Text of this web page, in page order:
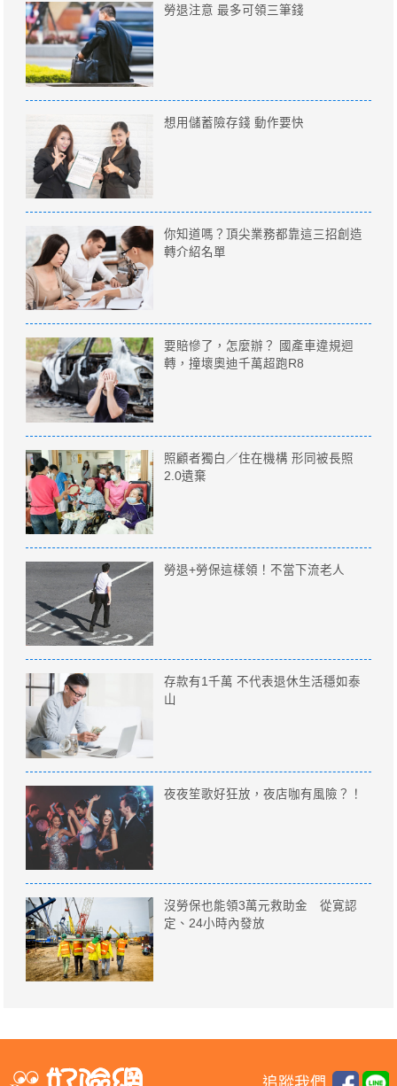
勞退注意 最多可領三筆錢
想用儲蓄險存錢 動作要快
你知道嗎？頂尖業務都靠這三招創造
轉介紹名單
要賠慘了，怎麼辦？ 國產車違規迴
轉，撞壞奧迪千萬超跑R8
照顧者獨白／住在機構 形同被長照
2.0遺棄
勞退+勞保這樣領！不當下流老人
存款有1千萬 不代表退休生活穩如泰
山
夜夜笙歌好狂放，夜店咖有風險？！
沒勞保也能領3萬元救助金 從寛認
定、24小時內發放